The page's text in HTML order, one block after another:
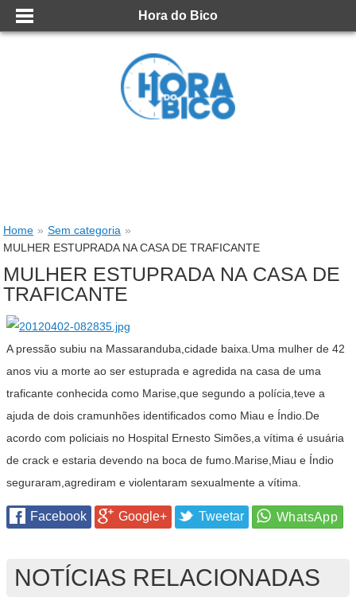
Hora do Bico
Home » Sem categoria »
MULHER ESTUPRADA NA CASA DE TRAFICANTE
MULHER ESTUPRADA NA CASA DE
TRAFICANTE
A pressão subiu na Massaranduba,cidade baixa.Uma mulher de 42
anos viu a morte ao ser estuprada e agredida na casa de uma
traficante conhecida como Marise,que segundo a polícia,teve a
ajuda de dois cramunhões identificados como Miau e Índio.De
acordo com policiais no Hospital Ernesto Simões,a vítima é usuária
de crack e estaria devendo na boca de fumo.Marise,Miau e Índio
seguraram,agrediram e violentaram sexualmente a vítima.
Facebook Google+ Tweetar
NOTÍCIAS RELACIONADAS